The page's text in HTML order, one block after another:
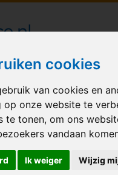
cookies
van cookies en
op onze website te
te tonen, om ons
vandaan
Ik weiger Wijzig
bezorgd
is half antiek
BALLONNEN